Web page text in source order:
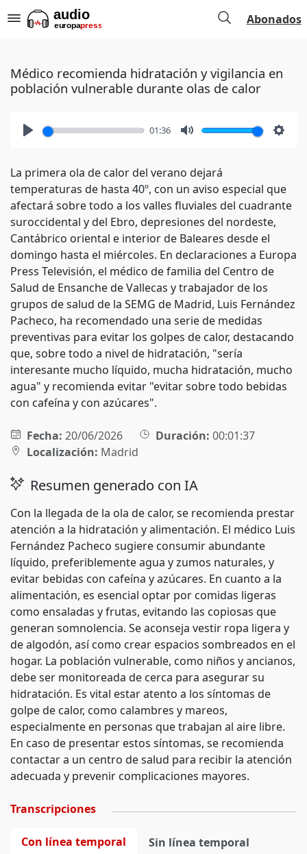
Abonados
Médico recomienda hidratación y vigilancia en
población vulnerable durante olas de calor
01:36
La primera ola de calor del verano dejará
temperaturas de hasta 40º, con un aviso especial que
afectará sobre todo a los valles fluviales del cuadrante
suroccidental y del Ebro, depresiones del nordeste,
Cantábrico oriental e interior de Baleares desde el
domingo hasta el miércoles. En declaraciones a Europa
Press Televisión, el médico de familia del Centro de
Salud de Ensanche de Vallecas y trabajador de los
grupos de salud de la SEMG de Madrid, Luis Fernández
Pacheco, ha recomendado una serie de medidas
preventivas para evitar los golpes de calor, destacando
que, sobre todo a nivel de hidratación, "sería
interesante mucho líquido, mucha hidratación, mucho
agua" y recomienda evitar "evitar sobre todo bebidas
con cafeína y con azúcares".
Fecha: 20/06/2026 Duración: 00:01:37
Localización: Madrid
Resumen generado con IA
Con la llegada de la ola de calor, se recomienda prestar
atención a la hidratación y alimentación. El médico Luis
Fernández Pacheco sugiere consumir abundante
líquido, preferiblemente agua y zumos naturales, y
evitar bebidas con cafeína y azúcares. En cuanto a la
alimentación, es esencial optar por comidas ligeras
como ensaladas y frutas, evitando las copiosas que
generan somnolencia. Se aconseja vestir ropa ligera y
de algodón, así como crear espacios sombreados en el
hogar. La población vulnerable, como niños y ancianos,
debe ser monitoreada de cerca para asegurar su
hidratación. Es vital estar atento a los síntomas de
golpe de calor, como calambres y mareos,
especialmente en personas que trabajan al aire libre.
En caso de presentar estos síntomas, se recomienda
contactar a un centro de salud para recibir la atención
adecuada y prevenir complicaciones mayores.
Transcripciones
Con línea temporal Sin línea temporal